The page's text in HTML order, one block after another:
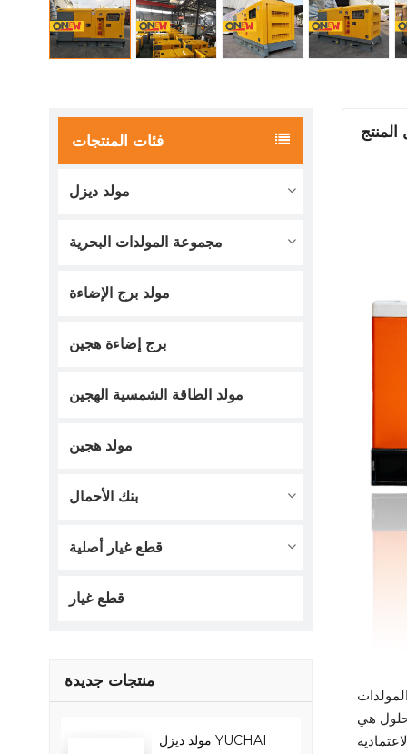
فئات المنتجات
مولد ديزل
مجموعة المولدات البحرية
مولد برج الإضاءة
برج إضاءة هجين
مولد الطاقة الشمسية الهجين
مولد هجين
بنك الأحمال
قطع غيار أصلية
قطع غيار
منتجات جديدة
مولد ديزل YUCHAI